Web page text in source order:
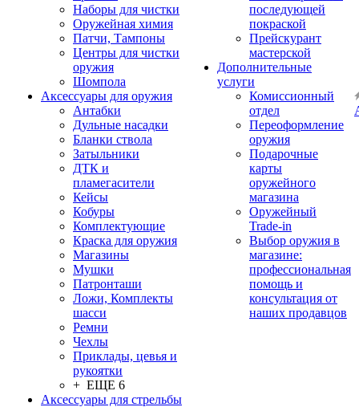
Наборы для чистки
Оружейная химия
Патчи, Тампоны
Центры для чистки
оружия
Шомпола
Аксессуары для оружия
Антабки
Дульные насадки
Бланки ствола
Затыльники
ДТК и
пламегасители
Кейсы
Кобуры
Комплектующие
Краска для оружия
Магазины
Мушки
Патронташи
Ложи, Комплекты
шасси
Ремни
Чехлы
Приклады, цевья и
рукоятки
+ ЕЩЕ 6
Аксессуары для стрельбы
последующей
покраской
Прейскурант
мастерской
Дополнительные
услуги
Комиссионный
отдел
Переоформление
оружия
Подарочные
карты
оружейного
магазина
Оружейный
Trade-in
Выбор оружия в
магазине:
профессиональная
помощь и
консультация от
наших продавцов